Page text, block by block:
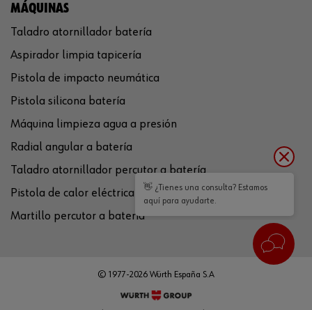
MÁQUINAS
Taladro atornillador batería
Aspirador limpia tapicería
Pistola de impacto neumática
Pistola silicona batería
Máquina limpieza agua a presión
Radial angular a batería
Taladro atornillador percutor a batería
Pistola de calor eléctrica
Martillo percutor a batería
© 1977-2026 Würth España S.A
👋 ¿Tienes una consulta? Estamos
aquí para ayudarte.